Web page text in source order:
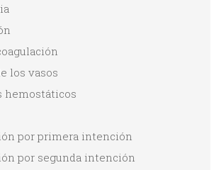
los vasos
hemostáticos
por primera intención
por segunda intención